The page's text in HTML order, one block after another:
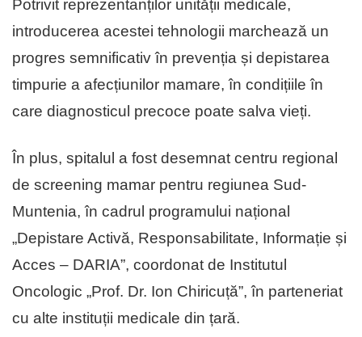
Potrivit reprezentanților unității medicale,
introducerea acestei tehnologii marchează un
progres semnificativ în prevenția și depistarea
timpurie a afecțiunilor mamare, în condițiile în
care diagnosticul precoce poate salva vieți.
În plus, spitalul a fost desemnat centru regional
de screening mamar pentru regiunea Sud-
Muntenia, în cadrul programului național
„Depistare Activă, Responsabilitate, Informație și
Acces – DARIA”, coordonat de Institutul
Oncologic „Prof. Dr. Ion Chiricuță”, în parteneriat
cu alte instituții medicale din țară.